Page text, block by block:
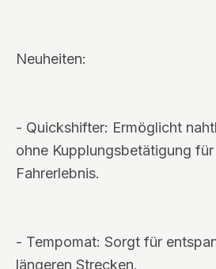
Neuheiten:
- Quickshifter: Ermöglicht
ohne Kupplungsbetätigung
Fahrerlebnis.
- Tempomat: Sorgt für
längeren Strecken.